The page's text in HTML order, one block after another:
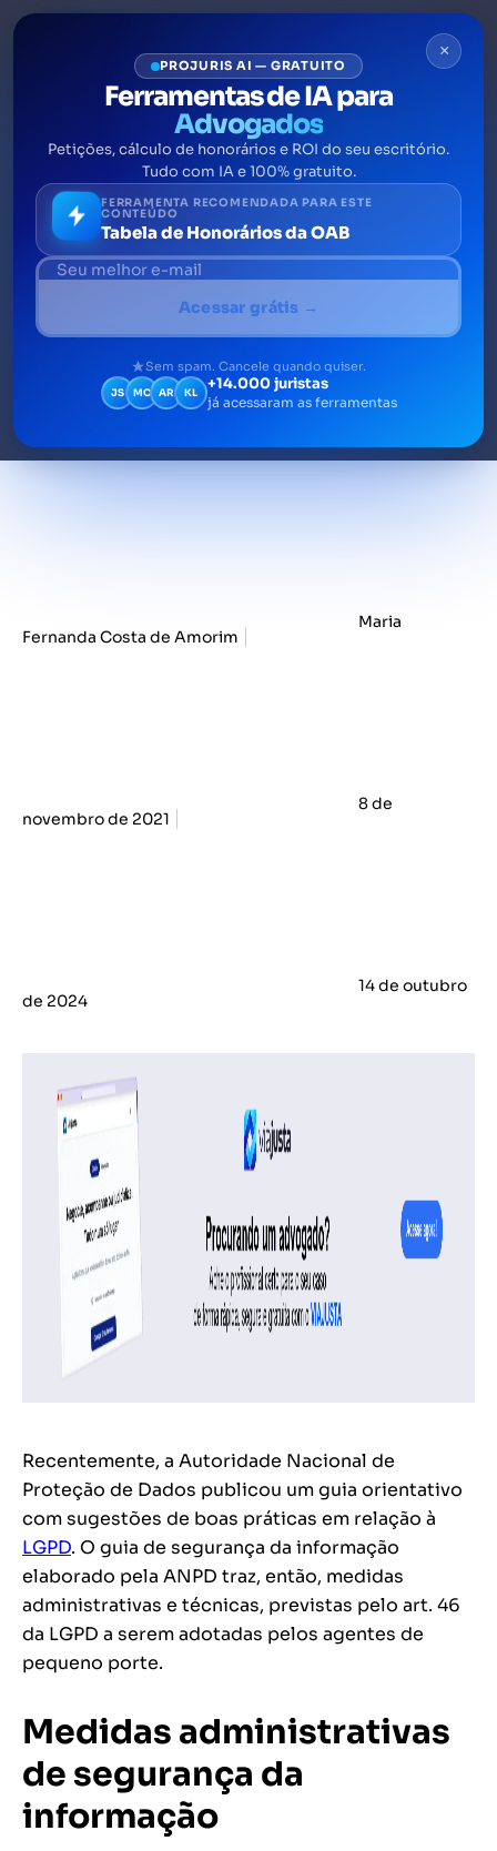
ANPD publica guia de
segurança da informação e
checklist da LGPD
O Guia de segurança da informação
elaborado pela Autoridade Nacional de
Proteção de Dados (ANPD) orienta sobre
segurança da informação para agentes de
Maria
Fernanda Costa de Amorim
8 de
novembro de 2021
14 de outubro
de 2024
Recentemente, a Autoridade Nacional de
Proteção de Dados publicou um guia orientativo
com sugestões de boas práticas em relação à
LGPD. O guia de segurança da informação
elaborado pela ANPD traz, então, medidas
administrativas e técnicas, previstas pelo art. 46
da LGPD a serem adotadas pelos agentes de
pequeno porte.
Medidas administrativas
de segurança da
informação
×
PROJURIS AI — GRATUITO
Ferramentas de IA para
Advogados
Petições, cálculo de honorários e ROI do seu escritório.
Tudo com IA e 100% gratuito.
FERRAMENTA RECOMENDADA PARA ESTE
CONTEÚDO
Tabela de Honorários da OAB
Acessar grátis →
Sem spam. Cancele quando quiser.
JS MC AR KL +14.000 juristas
já acessaram as ferramentas